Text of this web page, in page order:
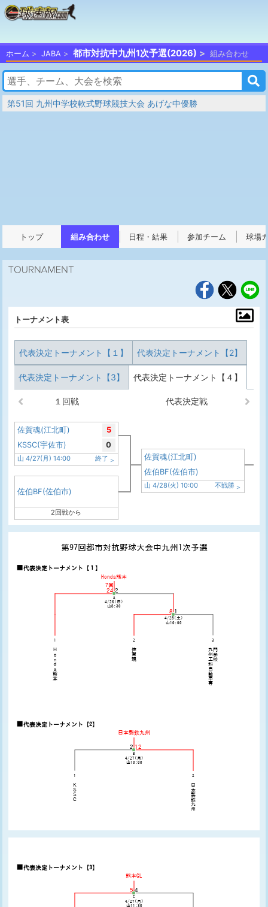
ホーム JABA 都市対抗中九州1次予選(2026) 組み合わせ
第51回 九州中学校軟式野球競技大会 あげな中優勝
トップ 組み合わせ 日程・結果 参加チーム 球場
トーナメント表
代表決定トーナメント【１】 代表決定トーナメント【2】
代表決定トーナメント【3】 代表決定トーナメント【４】
１回戦 代表決定戦
佐賀魂(江北町)
5
KSSC(宇佐市)
0
山 4/27(月) 14:00 終了
佐伯BF(佐伯市)
2回戦から
佐賀魂(江北町)
佐伯BF(佐伯市)
山 4/28(火) 10:00 不戦勝